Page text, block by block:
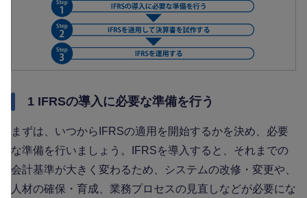
1 IFRSの導入に必要な準備を行う
まずは、いつからIFRSの適用を開始するかを決め、必要
な準備を行いましょう。IFRSを導入すると、それまでの
会計基準が大きく変わるため、システムの改修・変更や、
人材の確保・育成、業務プロセスの見直しなどが必要にな